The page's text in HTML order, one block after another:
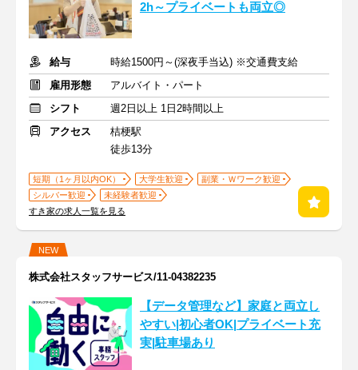
2h～プライベートも両立◎
給与
時給1500円～(深夜手当込) ※交通費支給
雇用形態
アルバイト・パート
シフト
週2日以上 1日2時間以上
アクセス
桔梗駅
徒歩13分
短期（1ヶ月以内OK） 大学生歓迎
副業・Ｗワーク歓迎
シルバー歓迎
未経験者歓迎
すき家の求人一覧を見る
NEW
株式会社スタッフサービス/11-04382235
【データ管理など】家庭と両立し
やすい|初心者OK|プライベート充
実|駐車場あり